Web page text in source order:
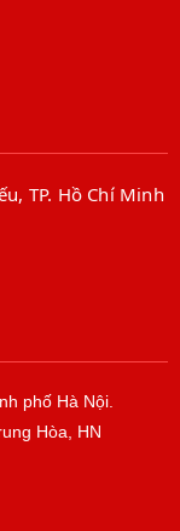
TP. Hồ Chí Minh
phố Hà Nội.
Hòa, HN